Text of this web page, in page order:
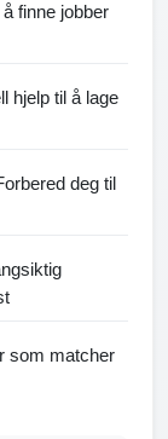
finne jobber
hjelp til å lage
deg til
som matcher